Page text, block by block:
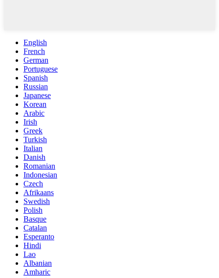
English
French
German
Portuguese
Spanish
Russian
Japanese
Korean
Arabic
Irish
Greek
Turkish
Italian
Danish
Romanian
Indonesian
Czech
Afrikaans
Swedish
Polish
Basque
Catalan
Esperanto
Hindi
Lao
Albanian
Amharic